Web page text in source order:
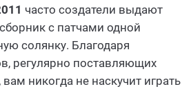
часто создатели выдают
с патчами одной
солянку. Благодаря
регулярно поставляющих
никогда не наскучит играть